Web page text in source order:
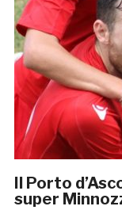
Il Porto
super